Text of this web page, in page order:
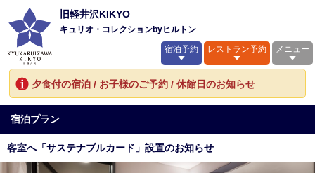
旧軽井沢KIKYO
キュリオ・コレクションbyヒルトン
宿泊予約
レストラン予約 メニュー
夕食付の宿泊 / お子様のご予約 / 休館日のお知らせ
宿泊プラン
客室へ「サステナブルカード」設置のお知らせ